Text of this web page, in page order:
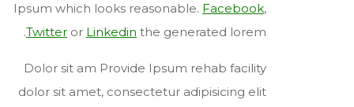
Ipsum which looks reasonable. Facebook,
Twitter or Linkedin the generated lorem.
Dolor sit am Provide Ipsum rehab facility
dolor sit amet, consectetur adipisicing elit